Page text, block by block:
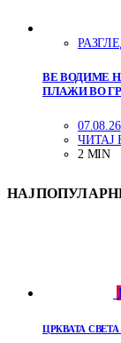
ВЕ ВОДИМЕ
ПЛАЖИ ВО
07.08.26
ЧИТАЈ
2 MIN
1
ЦРКВАТА